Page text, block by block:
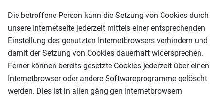
Die betroffene Person kann die Setzung von Cookies durch
unsere Internetseite jederzeit mittels einer entsprechenden
Einstellung des genutzten Internetbrowsers verhindern und
damit der Setzung von Cookies dauerhaft widersprechen.
Ferner können bereits gesetzte Cookies jederzeit über einen
Internetbrowser oder andere Softwareprogramme gelöscht
werden. Dies ist in allen gängigen Internetbrowsern